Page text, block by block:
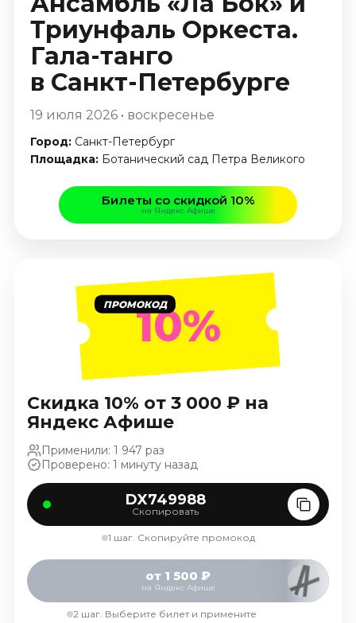
Январь 2027
Стендап
Август 2026
Сентябрь 2026
Декабрь 2026
Август 2026
Декабрь 2026
Август 2026
Сентябрь 2026
Октябрь 2026
Ноябрь 2026
Спорт
Август 2026
Сентябрь 2026
Декабрь 2026
События
Сентябрь 2026
Октябрь 2026
Ноябрь 2026
Триунфаль Оркеста.
Гала-танго
в Санкт-Петербурге
19 июля 2026 • воскресенье
Город: Санкт-Петербург
Площадка: Ботанический сад Петра Великого
Билеты со скидкой 10%
на Яндекс Афише
ПРОМОКОД10%
Скидка 10% от 3 000 ₽ на
Яндекс Афише
Применили: 1 947 раз
Проверено: 1 минуту назад
DX749988
Скопировать
1 шаг. Скопируйте промокод
от 1 500 ₽
на Яндекс Афише
2 шаг. Выберите билет и примените